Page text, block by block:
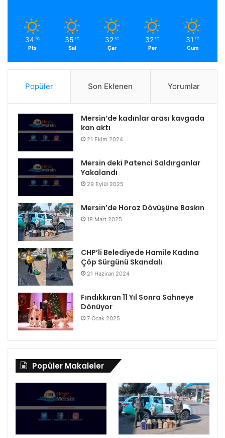
34 ℃
Pts
35 ℃
Sal
32 ℃
Çar
32 ℃
Per
31 ℃
Cum
Popüler Son Eklenen Yorumlar
Mersin’de kadınlar arası kavgada
kan aktı
21 Ekim 2024
Mersin deki Patenci Saldırganlar
Yakalandı
29 Eylül 2025
Mersin’de Horoz Dövüşüne Baskın
18 Mart 2025
CHP’li Belediyede Hamile Kadına
Çöp Sürgünü Skandalı
21 Haziran 2024
Fındıkkıran 11 Yıl Sonra Sahneye
Dönüyor
7 Ocak 2025
Popüler Makaleler